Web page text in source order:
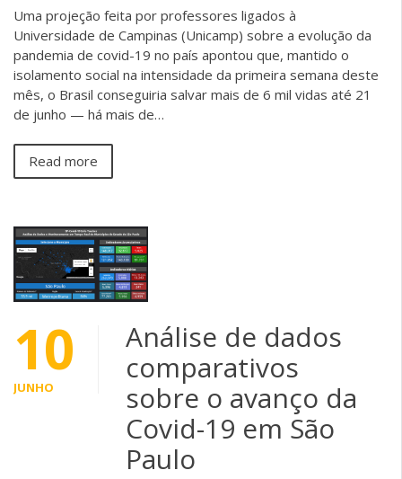
Uma projeção feita por professores ligados à
Universidade de Campinas (Unicamp) sobre a evolução da
pandemia de covid-19 no país apontou que, mantido o
isolamento social na intensidade da primeira semana deste
mês, o Brasil conseguiria salvar mais de 6 mil vidas até 21
de junho — há mais de…
Read more
10
JUNHO
Análise de dados
comparativos
sobre o avanço da
Covid-19 em São
Paulo